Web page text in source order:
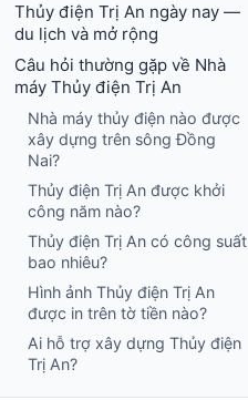
Thủy điện Trị An ngày nay —
du lịch và mở rộng
Câu hỏi thường gặp về Nhà
máy Thủy điện Trị An
Nhà máy thủy điện nào được
xây dựng trên sông Đồng
Nai?
Thủy điện Trị An được khởi
công năm nào?
Thủy điện Trị An có công suất
bao nhiêu?
Hình ảnh Thủy điện Trị An
được in trên tờ tiền nào?
Ai hỗ trợ xây dựng Thủy điện
Trị An?